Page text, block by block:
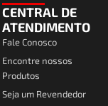
CENTRAL DE
ATENDIMENTO
Fale Conosco
Encontre nossos
Produtos
Seja um Revendedor